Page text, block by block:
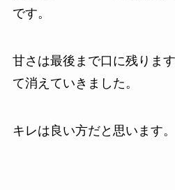
です。
甘さは最後まで口に残りま
て消えていきました。
キレは良い方だと思います。